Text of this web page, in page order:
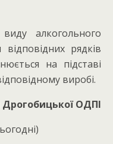
алкогольного
рядків
на підставі
виробі.
Дрогобицької ОДПІ